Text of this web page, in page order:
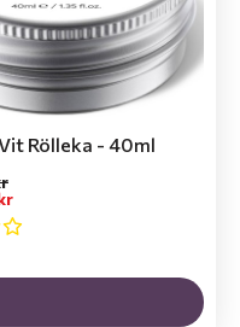
Rölleka - 40ml